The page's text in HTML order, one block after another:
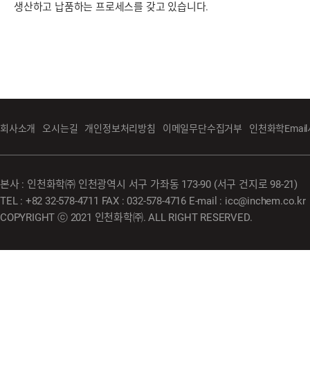
생산하고 납품하는 프로세스를 갖고 있습니다.
회사소개 오시는길 개인정보처리방침 이메일무단수집거부 인천화학Email
본사 : 인천화학㈜ 인천광역시 서구 가좌동 173-90 (서구 건지로 98-21)
TEL : +82 32-578-4711 FAX : 032-578-4716 E-mail : icc@inchem.co.kr
COPYRIGHT ⓒ 2021 인천화학㈜. ALL RIGHT RESERVED.